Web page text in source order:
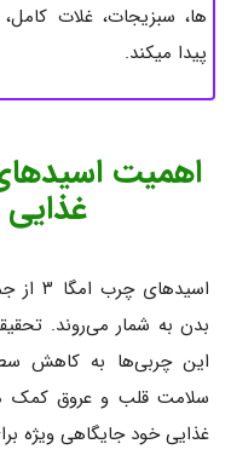
ها، سبزیجات، غلات
پیدا میکند.
بدن به شمار می‌روند.
سلامت قلب و عروق کمک
غذایی خود جایگاهی ویژه برای امگا ۳ در